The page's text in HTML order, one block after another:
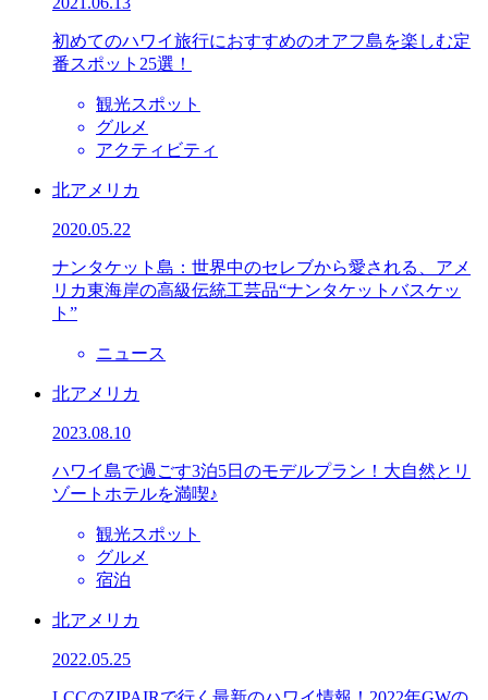
初めてのハワイ旅行におすすめのオアフ島を楽しむ定
番スポット25選！
観光スポット
グルメ
アクティビティ
北アメリカ
2020.05.22
ナンタケット島：世界中のセレブから愛される、アメ
リカ東海岸の高級伝統工芸品“ナンタケットバスケッ
ト”
ニュース
北アメリカ
2023.08.10
ハワイ島で過ごす3泊5日のモデルプラン！大自然とリ
ゾートホテルを満喫♪
観光スポット
グルメ
宿泊
北アメリカ
2022.05.25